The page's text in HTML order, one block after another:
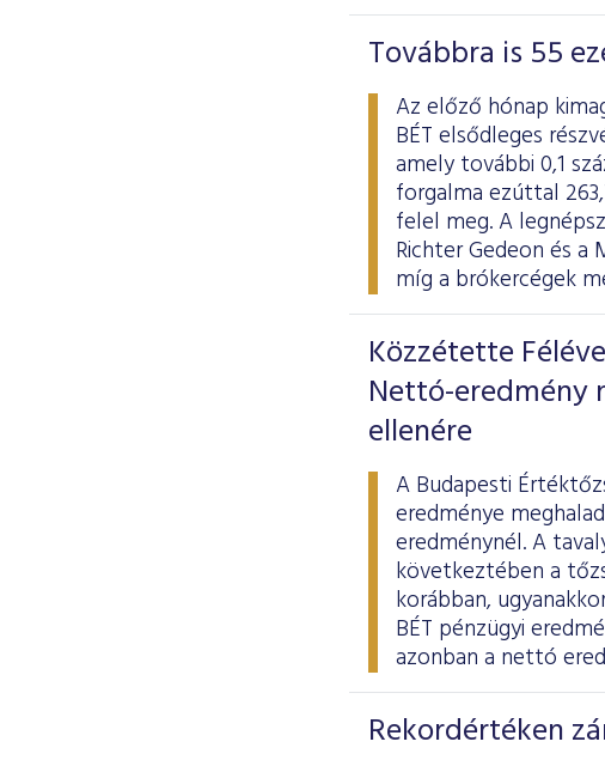
Továbbra is 55
Az előző hónap
BÉT elsődleges
amely további 0,1
forgalma ezúttal
felel meg. A
Richter Gedeon és a
míg a brókercégek
Közzétette
Nettó-eredmény
ellenére
A Budapesti
eredménye
eredménynél. A
következtében a
korábban,
BÉT pénzügyi
azonban a nettó
Rekordértéken